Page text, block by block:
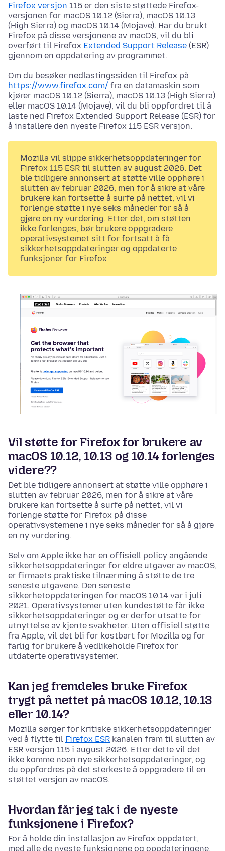
Firefox versjon 115 er den siste støttede Firefox-
versjonen for macOS 10.12 (Sierra), macOS 10.13
(High Sierra) og macOS 10.14 (Mojave). Har du brukt
Firefox på disse versjonene av macOS, vil du bli
overført til Firefox Extended Support Release (ESR)
gjennom en oppdatering av programmet.
Om du besøker nedlastingssiden til Firefox på
https://www.firefox.com/ fra en datamaskin som
kjører macOS 10.12 (Sierra), macOS 10.13 (High Sierra)
eller macOS 10.14 (Mojave), vil du bli oppfordret til å
laste ned Firefox Extended Support Release (ESR) for
å installere den nyeste Firefox 115 ESR versjon.
Mozilla vil slippe sikkerhetsoppdateringer for
Firefox 115 ESR til slutten av august 2026. Det
ble tidligere annonsert at støtte ville opphøre i
slutten av februar 2026, men for å sikre at våre
brukere kan fortsette å surfe på nettet, vil vi
forlenge støtte i nye seks måneder for så å
gjøre en ny vurdering. Etter det, om støtten
ikke forlenges, bør brukere oppgradere
operativsystemet sitt for fortsatt å få
sikkerhetsoppdateringer og oppdaterte
funksjoner for Firefox
Vil støtte for Firefox for brukere av
macOS 10.12, 10.13 og 10.14 forlenges
videre??
Det ble tidligere annonsert at støtte ville opphøre i
slutten av februar 2026, men for å sikre at våre
brukere kan fortsette å surfe på nettet, vil vi
forlenge støtte for Firefox på disse
operativsystemene i nye seks måneder for så å gjøre
en ny vurdering.
Selv om Apple ikke har en offisiell policy angående
sikkerhetsoppdateringer for eldre utgaver av macOS,
er firmaets praktiske tilnærming å støtte de tre
seneste utgavene. Den seneste
sikkerhetoppdateringen for macOS 10.14 var i juli
2021. Operativsystemer uten kundestøtte får ikke
sikkerhetsoppdateringer og er derfor utsatte for
utnyttelse av kjente svakheter. Uten offisiell støtte
fra Apple, vil det bli for kostbart for Mozilla og for
farlig for brukere å vedlikeholde Firefox for
utdaterte operativsystemer.
Kan jeg fremdeles bruke Firefox
trygt på nettet på macOS 10.12, 10.13
eller 10.14?
Mozilla sørger for kritiske sikkerhetsoppdateringer
ved å flytte til Firefox ESR kanalen fram til slutten av
ESR versjon 115 i august 2026. Etter dette vil det
ikke komme noen nye sikkerhetsoppdateringer, og
du oppfordres på det sterkeste å oppgradere til en
støttet versjon av macOS.
Hvordan får jeg tak i de nyeste
funksjonene i Firefox?
For å holde din installasjon av Firefox oppdatert,
med alle de nyeste funksjonene og oppdateringene,